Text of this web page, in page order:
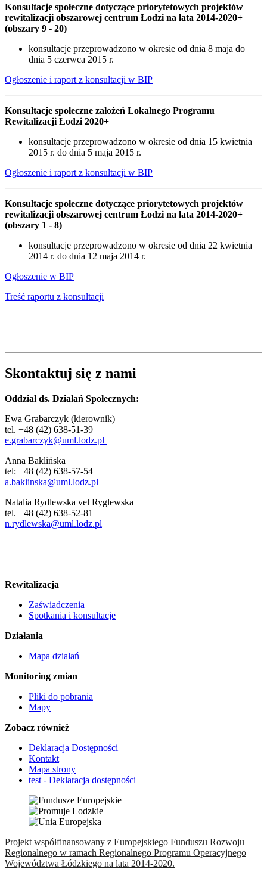
Konsultacje społeczne dotyczące priorytetowych projektów
rewitalizacji obszarowej centrum Łodzi na lata 2014-2020+
(obszary 9 - 20)
konsultacje przeprowadzono w okresie od dnia 8 maja do
dnia 5 czerwca 2015 r.
Ogłoszenie i raport z konsultacji w BIP
Konsultacje społeczne założeń Lokalnego Programu
Rewitalizacji Łodzi 2020+
konsultacje przeprowadzono w okresie od dnia 15 kwietnia
2015 r. do dnia 5 maja 2015 r.
Ogłoszenie i raport z konsultacji w BIP
Konsultacje społeczne dotyczące priorytetowych projektów
rewitalizacji obszarowej centrum Łodzi na lata 2014-2020+
(obszary 1 - 8)
konsultacje przeprowadzono w okresie od dnia 22 kwietnia
2014 r. do dnia 12 maja 2014 r.
Ogłoszenie w BIP
Treść raportu z konsultacji
Skontaktuj się z nami
Oddział ds. Działań Społecznych:
Ewa Grabarczyk (kierownik)
tel. +48 (42) 638-51-39
e.grabarczyk@uml.lodz.pl
Anna Baklińska
tel: +48 (42) 638-57-54
a.baklinska@uml.lodz.pl
Natalia Rydlewska vel Ryglewska
tel. +48 (42) 638-52-81
n.rydlewska@uml.lodz.pl
Rewitalizacja
Zaświadczenia
Spotkania i konsultacje
Działania
Mapa działań
Monitoring zmian
Pliki do pobrania
Mapy
Zobacz również
Deklaracja Dostępności
Kontakt
Mapa strony
test - Deklaracja dostępności
Projekt współfinansowany z Europejskiego Funduszu Rozwoju
Regionalnego w ramach Regionalnego Programu Operacyjnego
Województwa Łódzkiego na lata 2014-2020.